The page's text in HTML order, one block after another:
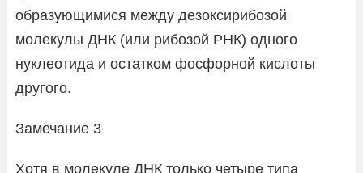
образующимися между дезоксирибозой
молекулы ДНК (или рибозой РНК) одного
нуклеотида и остатком фосфорной кислоты
другого.
Замечание 3
Хотя в молекуле ДНК только четыре типа